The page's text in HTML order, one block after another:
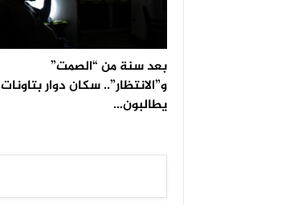
بعد سنة من “الصمت”
و”الانتظار”.. سكان دوار بتاونات
يطالبون…